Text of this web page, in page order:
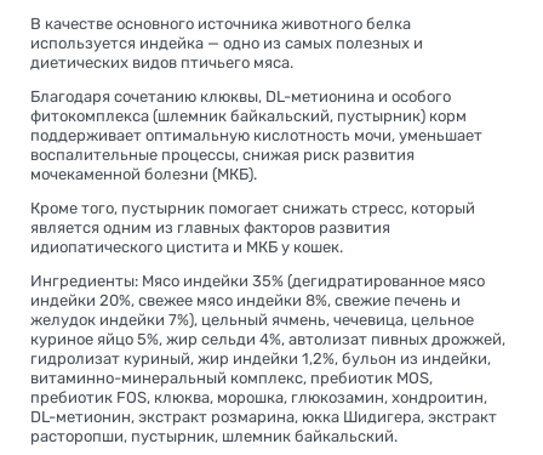
В качестве основного источника животного белка
используется индейка — одно из самых полезных и
диетических видов птичьего мяса.
Благодаря сочетанию клюквы, DL-метионина и особого
фитокомплекса (шлемник байкальский, пустырник) корм
поддерживает оптимальную кислотность мочи, уменьшает
воспалительные процессы, снижая риск развития
мочекаменной болезни (МКБ).
Кроме того, пустырник помогает снижать стресс, который
является одним из главных факторов развития
идиопатического цистита и МКБ у кошек.
Ингредиенты: Мясо индейки 35% (дегидратированное мясо
индейки 20%, свежее мясо индейки 8%, свежие печень и
желудок индейки 7%), цельный ячмень, чечевица, цельное
куриное яйцо 5%, жир сельди 4%, автолизат пивных дрожжей,
гидролизат куриный, жир индейки 1,2%, бульон из индейки,
витаминно-минеральный комплекс, пребиотик MOS,
пребиотик FOS, клюква, морошка, глюкозамин, хондроитин,
DL-метионин, экстракт розмарина, юкка Шидигера, экстракт
расторопши, пустырник, шлемник байкальский.